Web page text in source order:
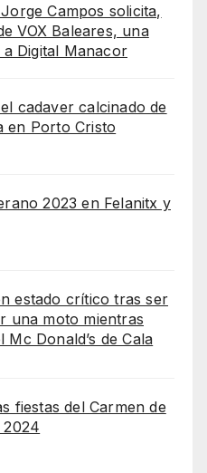
Campos solicita,
VOX Baleares, una
Digital Manacor
cadaver calcinado de
en Porto Cristo
2023 en Felanitx y
estado crítico tras ser
una moto mientras
Mc Donald’s de Cala
fiestas del Carmen de